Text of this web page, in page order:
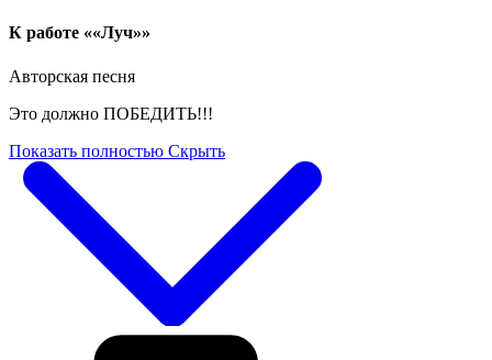
К работе ««Луч»»
Авторская песня
Это должно ПОБЕДИТЬ!!!
Показать полностью Скрыть